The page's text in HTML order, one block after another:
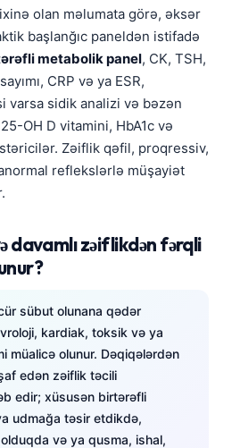
olan məlumata görə, əksər
başlanğıc paneldən istifadə
metabolik panel, CK, TSH,
CRP və ya ESR,
varsa sidik analizi və bəzən
OH D vitamini, HbA1c və
Zəiflik qəfil, proqressiv,
reflekslərlə müşayiət
davamlı zəiflikdən fərqli
sübut olunana qədər
kardiak, toksik və ya
müalicə olunur. Dəqiqələrdən
edən zəiflik təcili
edir; xüsusən birtərəfli
udmağa təsir etdikdə,
və ya qusma, ishal,